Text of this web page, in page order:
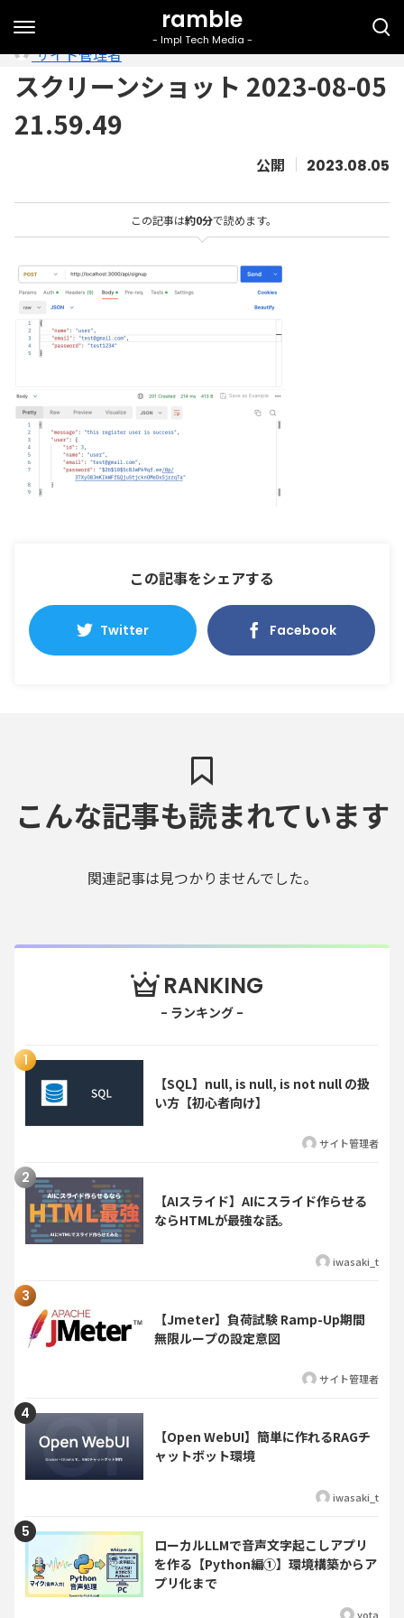
サイト管理者
スクリーンショット 2023-08-05
21.59.49
2023.08.05
この記事は約0分で読めます。
この記事をシェアする
Twitter Facebook
こんな記事も読まれています
関連記事は見つかりませんでした。
RANKING
【SQL】null, is null, is not null の扱
い方【初心者向け】
サイト管理者
【AIスライド】AIにスライド作らせる
ならHTMLが最強な話。
iwasaki_t
【Jmeter】負荷試験 Ramp-Up期間
無限ループの設定意図
サイト管理者
【Open WebUI】簡単に作れるRAGチ
ャットボット環境
iwasaki_t
ローカルLLMで音声文字起こしアプリ
を作る【Python編①】環境構築からア
プリ化まで
yota